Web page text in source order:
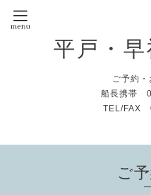
平戸・
ご予約
船長携帯
TEL/FAX
ご